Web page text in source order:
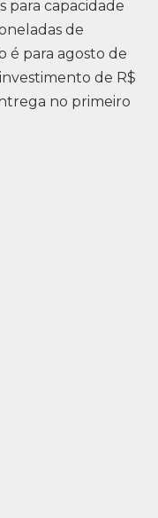
para capacidade
de
é para agosto de
de R$
no primeiro